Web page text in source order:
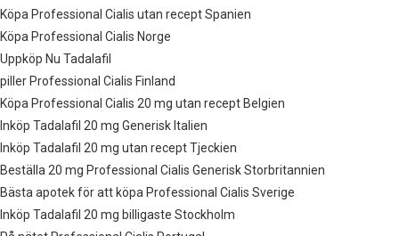
Köpa Professional Cialis utan recept Spanien
Köpa Professional Cialis Norge
Uppköp Nu Tadalafil
piller Professional Cialis Finland
Köpa Professional Cialis 20 mg utan recept Belgien
Inköp Tadalafil 20 mg Generisk Italien
Inköp Tadalafil 20 mg utan recept Tjeckien
Beställa 20 mg Professional Cialis Generisk Storbritannien
Bästa apotek för att köpa Professional Cialis Sverige
Inköp Tadalafil 20 mg billigaste Stockholm